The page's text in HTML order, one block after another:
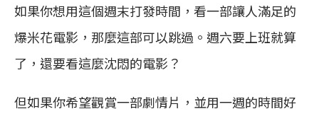
如果你想用這個週末打發時間，看一部讓人滿足的
爆米花電影，那麼這部可以跳過。週六要上班就算
了，還要看這麼沈悶的電影？
但如果你希望觀賞一部劇情片，並用一週的時間好